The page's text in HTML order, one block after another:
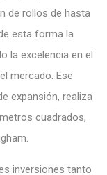
de rollos de hasta
esta forma la
la excelencia en el
mercado. Ese
expansión, realiza
cuadrados,
inversiones tanto